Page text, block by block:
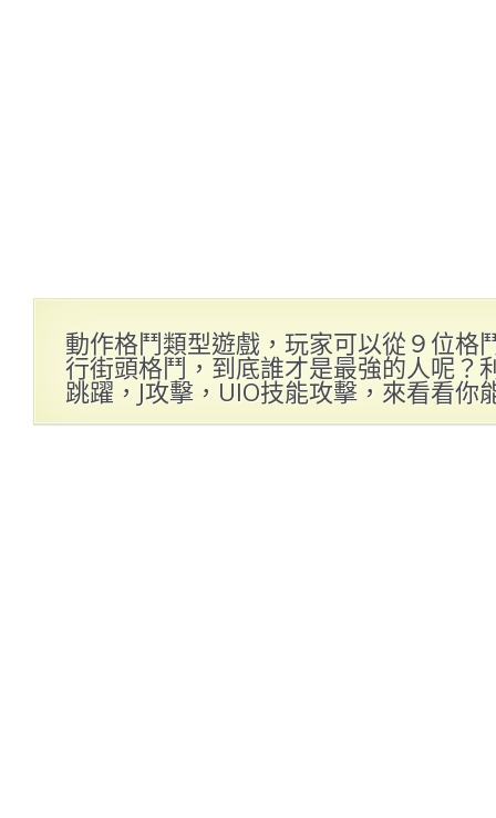
動作格鬥類型遊戲，玩家可以從９位格
行街頭格鬥，到底誰才是最強的人呢？
跳躍，J攻擊，UIO技能攻擊，來看看你